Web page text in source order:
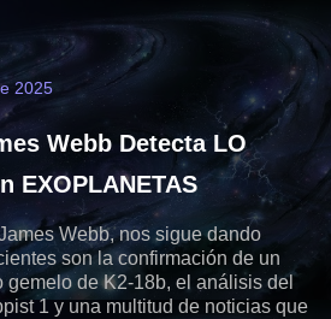
2025
Webb Detecta LO
EXOPLANETAS
Webb, nos sigue dando
son la confirmación de un
gemelo de K2-18b, el análisis del
1 y una multitud de noticias que